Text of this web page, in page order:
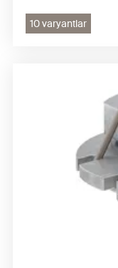
10 varyantlar